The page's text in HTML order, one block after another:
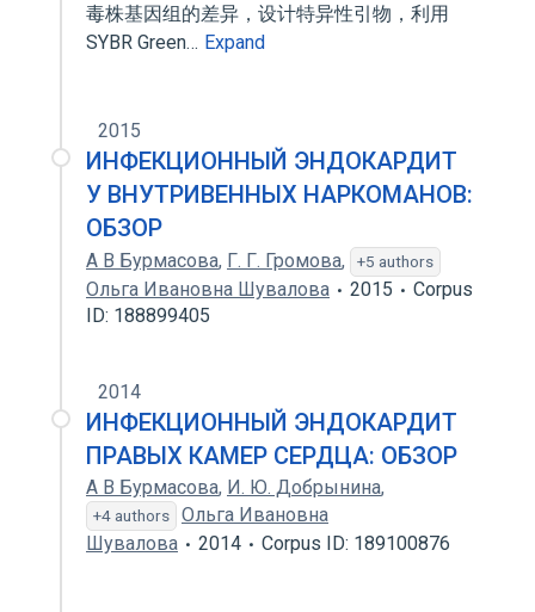
毒株基因组的差异，设计特异性引物，利用
SYBR Green… Expand
2015
ИНФЕКЦИОННЫЙ ЭНДОКАРДИТ
У ВНУТРИВЕННЫХ НАРКОМАНОВ:
ОБЗОР
А В Бурмасова, Г. Г. Громова, +5 authors
Ольга Ивановна Шувалова 2015
Corpus
ID: 188899405
2014
ИНФЕКЦИОННЫЙ ЭНДОКАРДИТ
ПРАВЫХ КАМЕР СЕРДЦА: ОБЗОР
А В Бурмасова, И. Ю. Добрынина,
+4 authors
Ольга Ивановна
Шувалова
2014 Corpus ID: 189100876